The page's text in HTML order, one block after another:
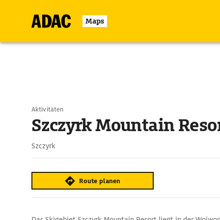
Maps
Aktivitäten
Szczyrk Mountain
Szczyrk
Route planen